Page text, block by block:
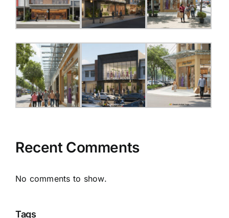
Recent Comments
No comments to show.
Tags